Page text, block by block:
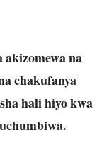
na
chakufanya
hali hiyo kwa